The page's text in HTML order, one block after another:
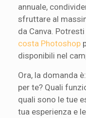
annuale,
sfruttare al
da Canva.
costa Photoshop
disponibili nel
Ora, la domanda è:
per te? Quali
quali sono le tue
tua esperienza e